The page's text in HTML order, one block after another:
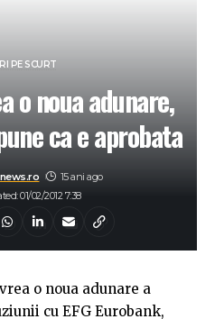
PE SCURT
o noua adunare,
ca e aprobata
01/02/2012 7:38
15 ani ago
o noua adunare a
cu EFG Eurobank,